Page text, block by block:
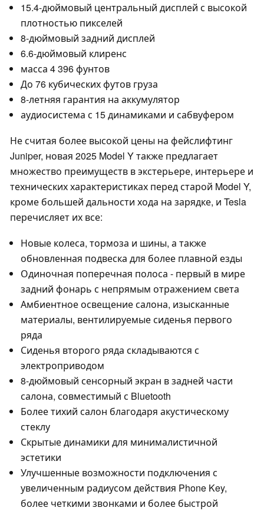
15.4-дюймовый центральный дисплей с высокой
плотностью пикселей
8-дюймовый задний дисплей
6.6-дюймовый клиренс
масса 4 396 фунтов
До 76 кубических футов груза
8-летняя гарантия на аккумулятор
аудиосистема с 15 динамиками и сабвуфером
Не считая более высокой цены на фейслифтинг
Juniper, новая 2025 Model Y также предлагает
множество преимуществ в экстерьере, интерьере и
технических характеристиках перед старой Model Y,
кроме большей дальности хода на зарядке, и Tesla
перечисляет их все:
Новые колеса, тормоза и шины, а также
обновленная подвеска для более плавной езды
Одиночная поперечная полоса - первый в мире
задний фонарь с непрямым отражением света
Амбиентное освещение салона, изысканные
материалы, вентилируемые сиденья первого
ряда
Сиденья второго ряда складываются с
электроприводом
8-дюймовый сенсорный экран в задней части
салона, совместимый с Bluetooth
Более тихий салон благодаря акустическому
стеклу
Скрытые динамики для минималистичной
эстетики
Улучшенные возможности подключения с
увеличенным радиусом действия Phone Key,
более четкими звонками и более быстрой